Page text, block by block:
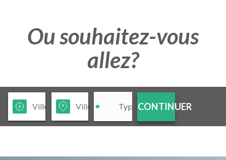
Ou souhaitez-vous
allez?
CONTINUER